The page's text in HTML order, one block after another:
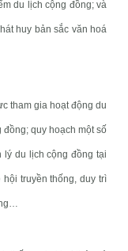
du lịch cộng đồng; và
huy bản sắc văn hoá
tham gia hoạt động du
quy hoạch một số
lý du lịch cộng đồng tại
truyền thống, duy trì